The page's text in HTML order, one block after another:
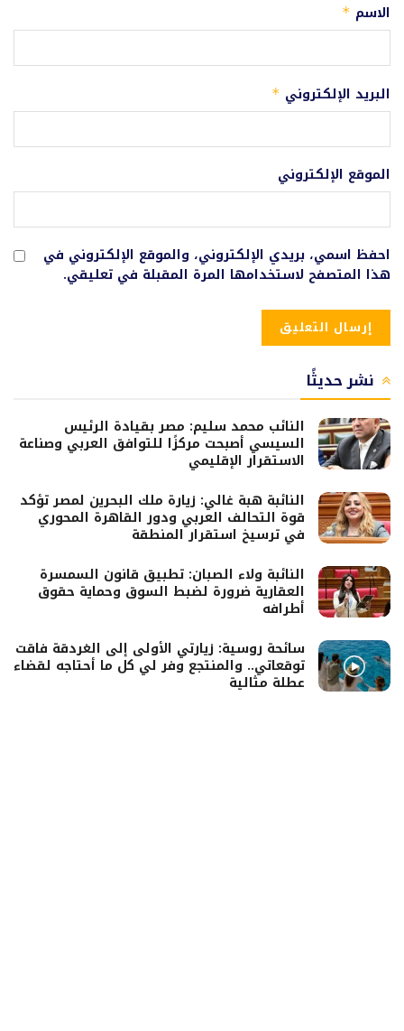
الاسم *
البريد الإلكتروني *
الموقع الإلكتروني
احفظ اسمي، بريدي الإلكتروني، والموقع الإلكتروني في
هذا المتصفح لاستخدامها المرة المقبلة في تعليقي.
نشر حديثًا
النائب محمد سليم: مصر بقيادة الرئيس
السيسي أصبحت مركزًا للتوافق العربي وصناعة
الاستقرار الإقليمي
النائبة هبة غالي: زيارة ملك البحرين لمصر تؤكد
قوة التحالف العربي ودور القاهرة المحوري
في ترسيخ استقرار المنطقة
النائبة ولاء الصبان: تطبيق قانون السمسرة
العقارية ضرورة لضبط السوق وحماية حقوق
أطرافه
سائحة روسية: زيارتي الأولى إلى الغردقة فاقت
توقعاتي.. والمنتجع وفر لي كل ما أحتاجه لقضاء
عطلة مثالية